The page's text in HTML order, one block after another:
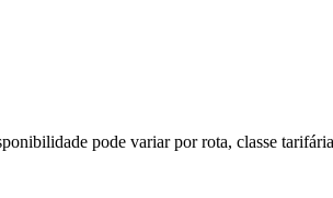
pode variar por rota, classe